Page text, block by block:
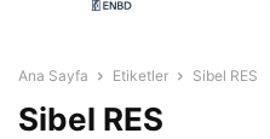
Ana Sayfa Etiketler Sibel RES
Sibel RES